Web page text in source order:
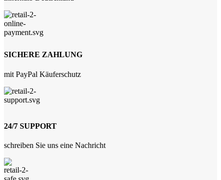
SICHERE ZAHLUNG
mit PayPal Käuferschutz
24/7 SUPPORT
schreiben Sie uns eine Nachricht